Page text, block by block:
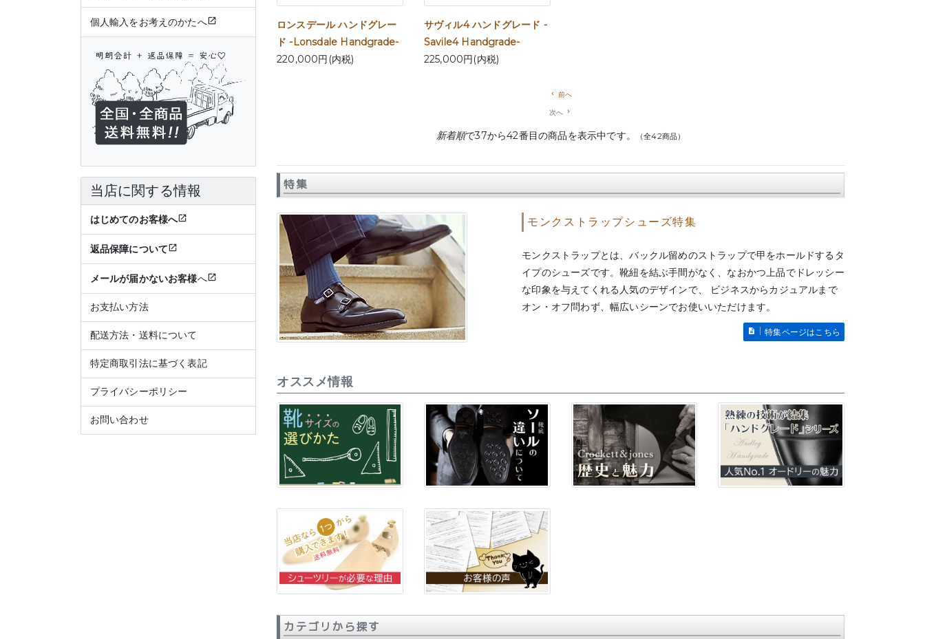
ロンスデール ハンドグレー
ド -Lonsdale Handgrade-
220,000円(内税)
サヴィル4 ハンドグレード -
Savile4 Handgrade-
225,000円(内税)
navigate_before 前へ
次へ
navigate_next
新着順で37から42番目の商品を表示中です。 （全42商品）
特集
モンクストラップシューズ特集
モンクストラップとは、バックル留めのストラップで甲をホールドするタ
イプのシューズです。靴紐を結ぶ手間がなく、なおかつ上品でドレッシー
な印象を与えてくれる人気のデザインで、 ビジネスからカジュアルまで
オン・オフ問わず、幅広いシーンでお使いいただけます。
特集ページはこちら
オススメ情報
カテゴリから探す
個人輸入をお考えのかたへ
当店に関する情報
はじめてのお客様へ
返品保障について
メールが届かないお客様へ
お支払い方法
配送方法・送料について
特定商取引法に基づく表記
プライバシーポリシー
お問い合わせ